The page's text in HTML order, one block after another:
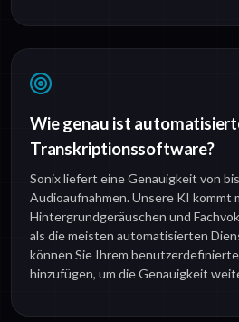
Wie genau ist
Transkriptionssoftware?
Sonix liefert eine Genauigkeit von
Audioaufnahmen. Unsere KI kommt
Hintergrundgeräuschen und
als die meisten automatisierten
können Sie Ihrem
hinzufügen, um die Genauigkeit